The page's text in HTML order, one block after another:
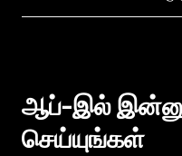
ஆப்-இல்
செய்யுங்கள்